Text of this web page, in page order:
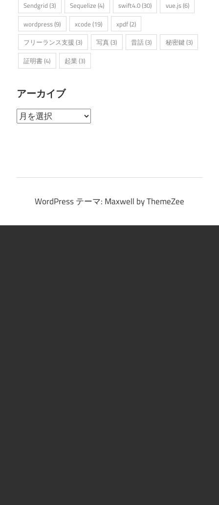
Sendgrid (3) Sequelize (4) swift4.0(30) vue.js(6)
wordpress(9) xcode (19) xpdf(2)
フリーランス支援 (3) 写真(3) 昔話(3) 秘密鍵 (3)
証明書(4) 起業 (3)
アーカイブ
ア
WordPress テーマ: Maxwell by ThemeZee